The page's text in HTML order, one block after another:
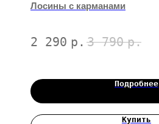
Лосины с карманами
2 290 р. 3 790 р.
Подробнее
Купить